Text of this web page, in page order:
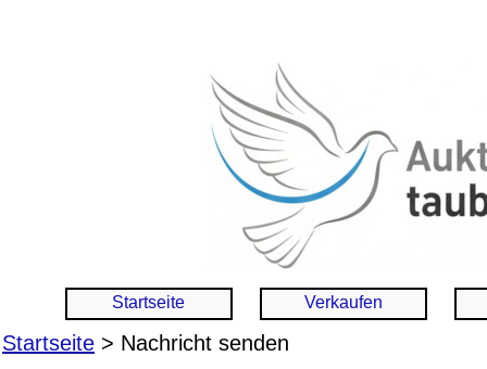
Startseite Verkaufen
Startseite > Nachricht senden